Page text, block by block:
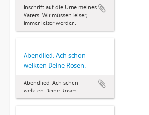
Inschrift auf die Urne meines
Vaters. Wir müssen leiser,
immer leiser werden.
Abendlied. Ach schon
welkten Deine Rosen.
Abendlied. Ach schon
welkten Deine Rosen.